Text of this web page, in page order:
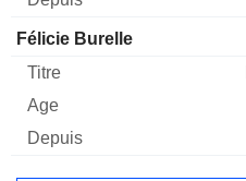
Félicie Burelle